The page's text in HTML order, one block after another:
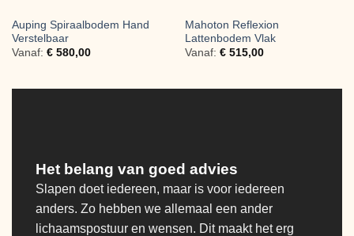
Auping Spiraalbodem Hand
Verstelbaar
Vanaf: €580,00
Mahoton Reflexion
Lattenbodem Vlak
Vanaf: €515,00
Het belang van goed advies
Slapen doet iedereen, maar is voor iedereen
anders. Zo hebben we allemaal een ander
lichaamspostuur en wensen. Dit maakt het erg